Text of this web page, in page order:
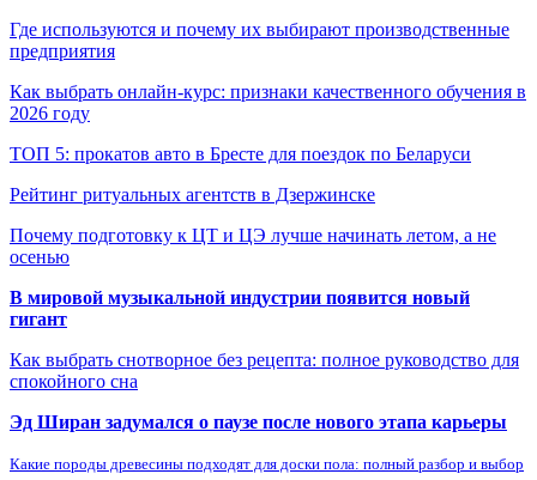
Где используются и почему их выбирают производственные
предприятия
Как выбрать онлайн-курс: признаки качественного обучения в
2026 году
ТОП 5: прокатов авто в Бресте для поездок по Беларуси
Рейтинг ритуальных агентств в Дзержинске
Почему подготовку к ЦТ и ЦЭ лучше начинать летом, а не
осенью
В мировой музыкальной индустрии появится новый
гигант
Как выбрать снотворное без рецепта: полное руководство для
спокойного сна
Эд Ширан задумался о паузе после нового этапа карьеры
Какие породы древесины подходят для доски пола: полный разбор и выбор